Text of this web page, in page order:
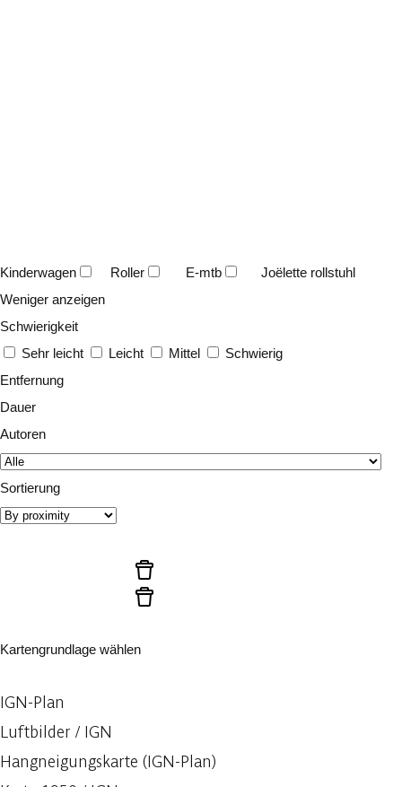
Kinderwagen Roller E-mtb
Joëlette rollstuhl
Weniger anzeigen
Schwierigkeit
Sehr leicht
Leicht Mittel
Schwierig
Entfernung
Dauer
Autoren
Sortierung
Kartengrundlage wählen
IGN-Plan
Luftbilder / IGN
Hangneigungskarte (IGN-Plan)